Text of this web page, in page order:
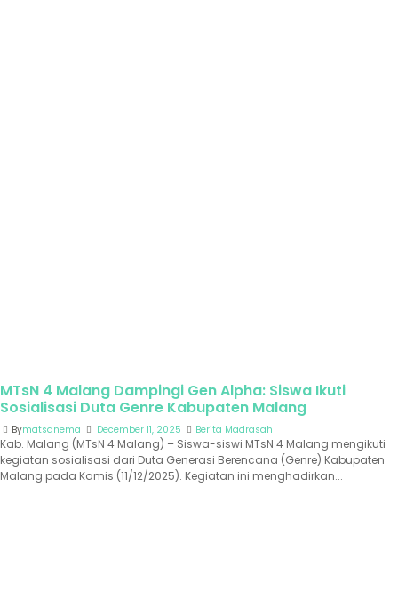
MTsN 4 Malang Dampingi Gen Alpha: Siswa Ikuti
Sosialisasi Duta Genre Kabupaten Malang
Bymatsanema December 11, 2025 Berita Madrasah
Kab. Malang (MTsN 4 Malang) – Siswa-siswi MTsN 4 Malang mengikuti
kegiatan sosialisasi dari Duta Generasi Berencana (Genre) Kabupaten
Malang pada Kamis (11/12/2025). Kegiatan ini menghadirkan...